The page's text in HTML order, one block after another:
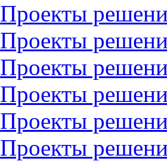
Проекты
Проекты
Проекты
Проекты
Проекты
Проекты